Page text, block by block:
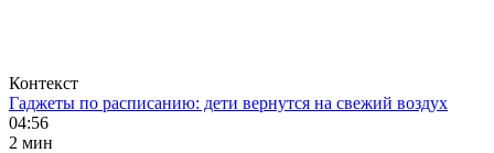
Контекст
Гаджеты по расписанию: дети вернутся на свежий воздух
04:56
2 мин